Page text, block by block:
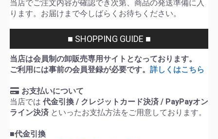
当店でご注文内容が確認でき次第、商品の発送準備に入
ります。お届けまで今しばらくお待ちください。
■ SHOPPING GUIDE ■
当店は会員制の卸販売専用サイトとなっております。
ご利用には事前の会員登録が必要です。 詳しくはこちら
お支払いについて
当店では 代金引換 / クレジットカード決済 / PayPayオン
ライン決済 といったお支払方法をご用意しております。
■代金引換